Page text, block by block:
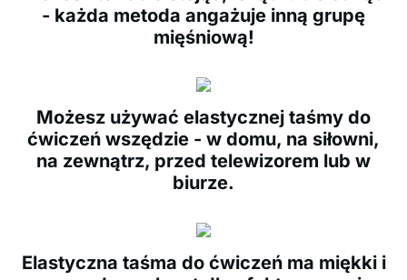
- każda metoda angażuje inną grupę
mięśniową!
Możesz używać elastycznej taśmy do
ćwiczeń wszędzie - w domu, na siłowni,
na zewnątrz, przed telewizorem lub w
biurze.
Elastyczna taśma do ćwiczeń ma miękki i